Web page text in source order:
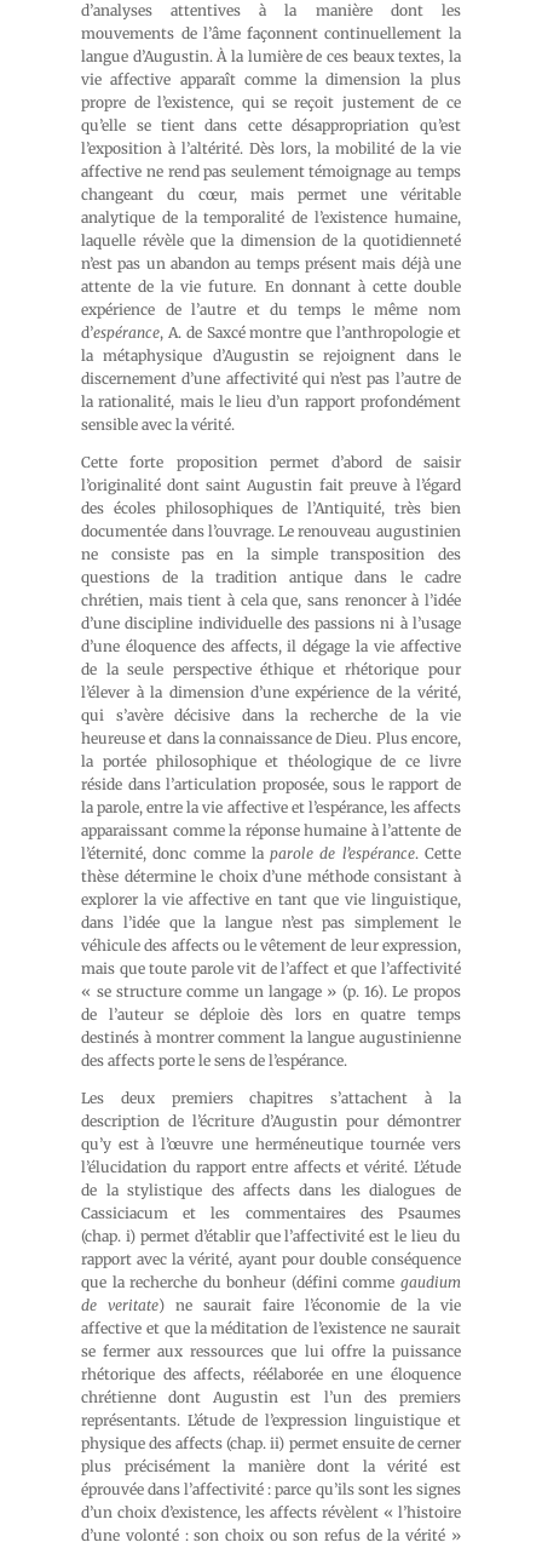
d’analyses attentives à la manière dont les
mouvements de l’âme façonnent continuellement la
langue d’Augustin. À la lumière de ces beaux textes, la
vie affective apparaît comme la dimension la plus
propre de l’existence, qui se reçoit justement de ce
qu’elle se tient dans cette désappropriation qu’est
l’exposition à l’altérité. Dès lors, la mobilité de la vie
affective ne rend pas seulement témoignage au temps
changeant du cœur, mais permet une véritable
analytique de la temporalité de l’existence humaine,
laquelle révèle que la dimension de la quotidienneté
n’est pas un abandon au temps présent mais déjà une
attente de la vie future. En donnant à cette double
expérience de l’autre et du temps le même nom
d’espérance, A. de Saxcé montre que l’anthropologie et
la métaphysique d’Augustin se rejoignent dans le
discernement d’une affectivité qui n’est pas l’autre de
la rationalité, mais le lieu d’un rapport profondément
sensible avec la vérité.
Cette forte proposition permet d’abord de saisir
l’originalité dont saint Augustin fait preuve à l’égard
des écoles philosophiques de l’Antiquité, très bien
documentée dans l’ouvrage. Le renouveau augustinien
ne consiste pas en la simple transposition des
questions de la tradition antique dans le cadre
chrétien, mais tient à cela que, sans renoncer à l’idée
d’une discipline individuelle des passions ni à l’usage
d’une éloquence des affects, il dégage la vie affective
de la seule perspective éthique et rhétorique pour
l’élever à la dimension d’une expérience de la vérité,
qui s’avère décisive dans la recherche de la vie
heureuse et dans la connaissance de Dieu. Plus encore,
la portée philosophique et théologique de ce livre
réside dans l’articulation proposée, sous le rapport de
la parole, entre la vie affective et l’espérance, les affects
apparaissant comme la réponse humaine à l’attente de
l’éternité, donc comme laparole de l’espérance. Cette
thèse détermine le choix d’une méthode consistant à
explorer la vie affective en tant que vie linguistique,
dans l’idée que la langue n’est pas simplement le
véhicule des affects ou le vêtement de leur expression,
mais que toute parole vit de l’affect et que l’affectivité
« se structure comme un langage » (p. 16). Le propos
de l’auteur se déploie dès lors en quatre temps
destinés à montrer comment la langue augustinienne
des affects porte le sens de l’espérance.
Les deux premiers chapitres s’attachent à la
description de l’écriture d’Augustin pour démontrer
qu’y est à l’œuvre une herméneutique tournée vers
l’élucidation du rapport entre affects et vérité. L’étude
de la stylistique des affects dans les dialogues de
Cassiciacum et les commentaires des Psaumes
(chap. i) permet d’établir que l’affectivité est le lieu du
rapport avec la vérité, ayant pour double conséquence
que la recherche du bonheur (défini comme gaudium
de veritate) ne saurait faire l’économie de la vie
affective et que la méditation de l’existence ne saurait
se fermer aux ressources que lui offre la puissance
rhétorique des affects, réélaborée en une éloquence
chrétienne dont Augustin est l’un des premiers
représentants. L’étude de l’expression linguistique et
physique des affects (chap. ii) permet ensuite de cerner
plus précisément la manière dont la vérité est
éprouvée dans l’affectivité : parce qu’ils sont les signes
d’un choix d’existence, les affects révèlent « l’histoire
d’une volonté : son choix ou son refus de la vérité »